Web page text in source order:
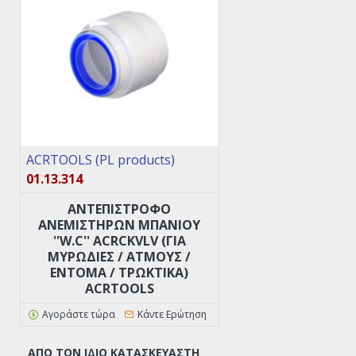
ACRTOOLS (PL products)
01.13.314
ΑΝΤΕΠΙΣΤΡΟΦΟ
ANEMΙΣΤΗΡΩΝ ΜΠΑΝΙΟΥ
''W.C'' ACRCKVLV (ΓΙΑ
ΜΥΡΩΔΙΈΣ / ΑΤΜΟΎΣ /
ΈΝΤΟΜΑ / ΤΡΩΚΤΙΚΆ)
ACRTOOLS
Αγοράστε τώρα Κάντε Ερώτηση
ΑΠΌ ΤΟΝ ΊΔΙΟ ΚΑΤΑΣΚΕΥΑΣΤΉ